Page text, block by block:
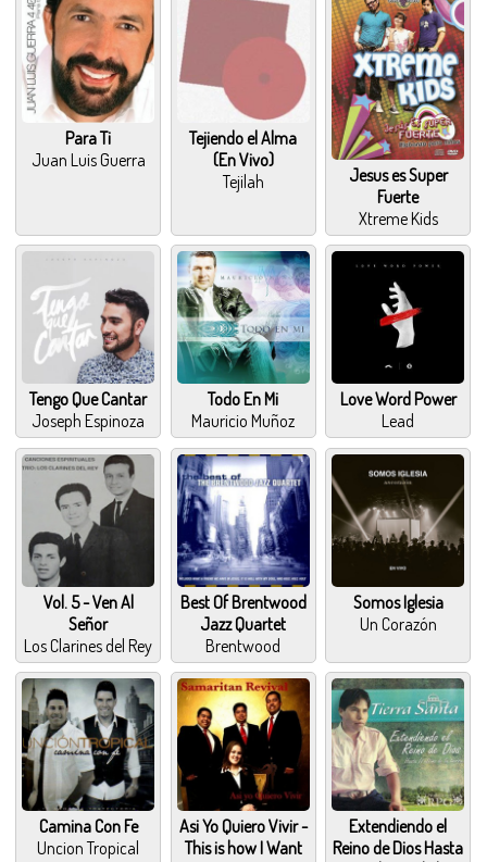
Para Ti
Juan Luis Guerra
Tejiendo el Alma
(En Vivo)
Tejilah
Jesus es Super
Fuerte
Xtreme Kids
Tengo Que Cantar
Joseph Espinoza
Todo En Mi
Mauricio Muñoz
Love Word Power
Lead
Vol. 5 - Ven Al
Señor
Los Clarines del Rey
Best Of Brentwood
Jazz Quartet
Brentwood
Somos Iglesia
Un Corazón
Camina Con Fe
Uncion Tropical
Asi Yo Quiero Vivir -
This is how I Want
Extendiendo el
Reino de Dios Hasta